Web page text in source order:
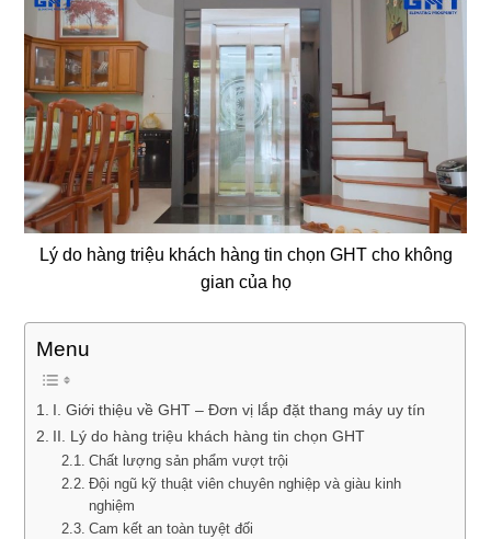
Lý do hàng triệu khách hàng tin chọn GHT cho không
gian của họ
Menu
I. Giới thiệu về GHT – Đơn vị lắp đặt thang máy uy tín
II. Lý do hàng triệu khách hàng tin chọn GHT
Chất lượng sản phẩm vượt trội
Đội ngũ kỹ thuật viên chuyên nghiệp và giàu kinh
nghiệm
Cam kết an toàn tuyệt đối